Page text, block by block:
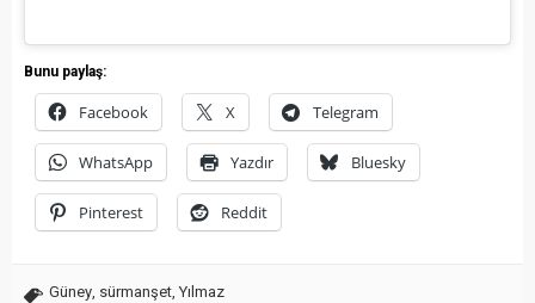
Bunu paylaş:
Facebook X Telegram
WhatsApp Yazdır Bluesky
Pinterest Reddit
Güney, sürmanşet, Yılmaz